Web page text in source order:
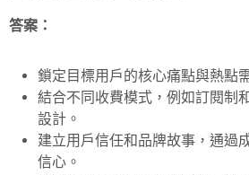
答案：
鎖定目標用戶的核心痛點與熱點
結合不同收費模式，例如訂閱制
設計。
建立用戶信任和品牌故事，通過
信心。